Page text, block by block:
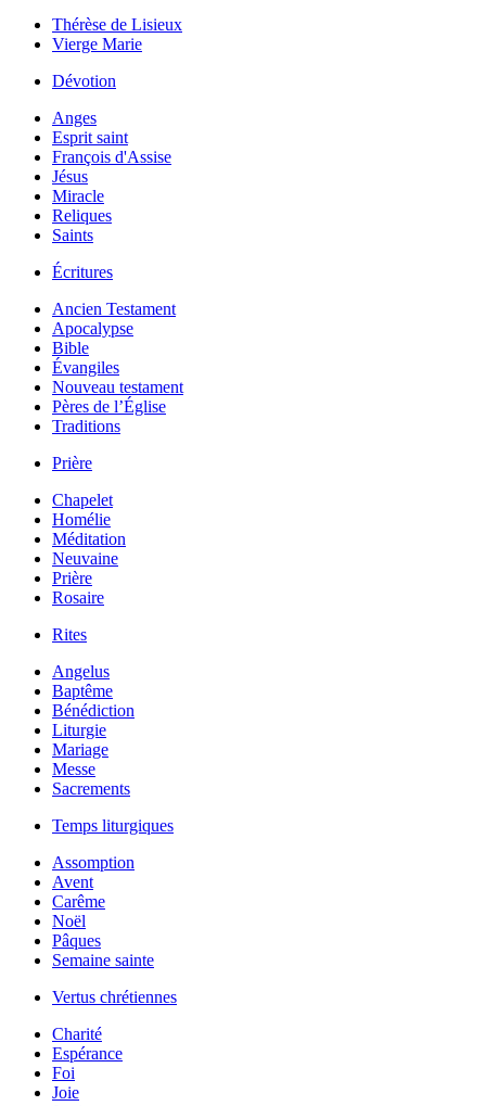
Thérèse de Lisieux
Vierge Marie
Dévotion
Anges
Esprit saint
François d'Assise
Jésus
Miracle
Reliques
Saints
Écritures
Ancien Testament
Apocalypse
Bible
Évangiles
Nouveau testament
Pères de l’Église
Traditions
Prière
Chapelet
Homélie
Méditation
Neuvaine
Prière
Rosaire
Rites
Angelus
Baptême
Bénédiction
Liturgie
Mariage
Messe
Sacrements
Temps liturgiques
Assomption
Avent
Carême
Noël
Pâques
Semaine sainte
Vertus chrétiennes
Charité
Espérance
Foi
Joie